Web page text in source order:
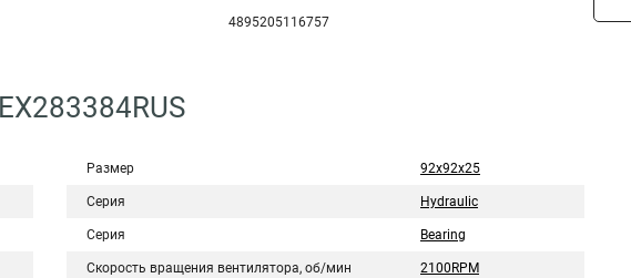
4895205116757
Размер 92x92x25
Серия Hydraulic
Серия Bearing
Скорость вращения вентилятора, об/мин 2100RPM